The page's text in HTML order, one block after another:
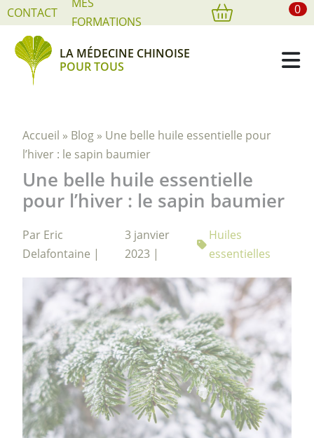
CONTACT
FORMATIONS
0
LA MÉDECINE CHINOISE
POUR TOUS
Accueil » Blog » Une belle huile essentielle pour
l’hiver : le sapin baumier
Une belle huile essentielle
pour l’hiver : le sapin baumier
Par Eric
Delafontaine |
3 janvier
2023 |
Huiles
essentielles
Cookies management panel